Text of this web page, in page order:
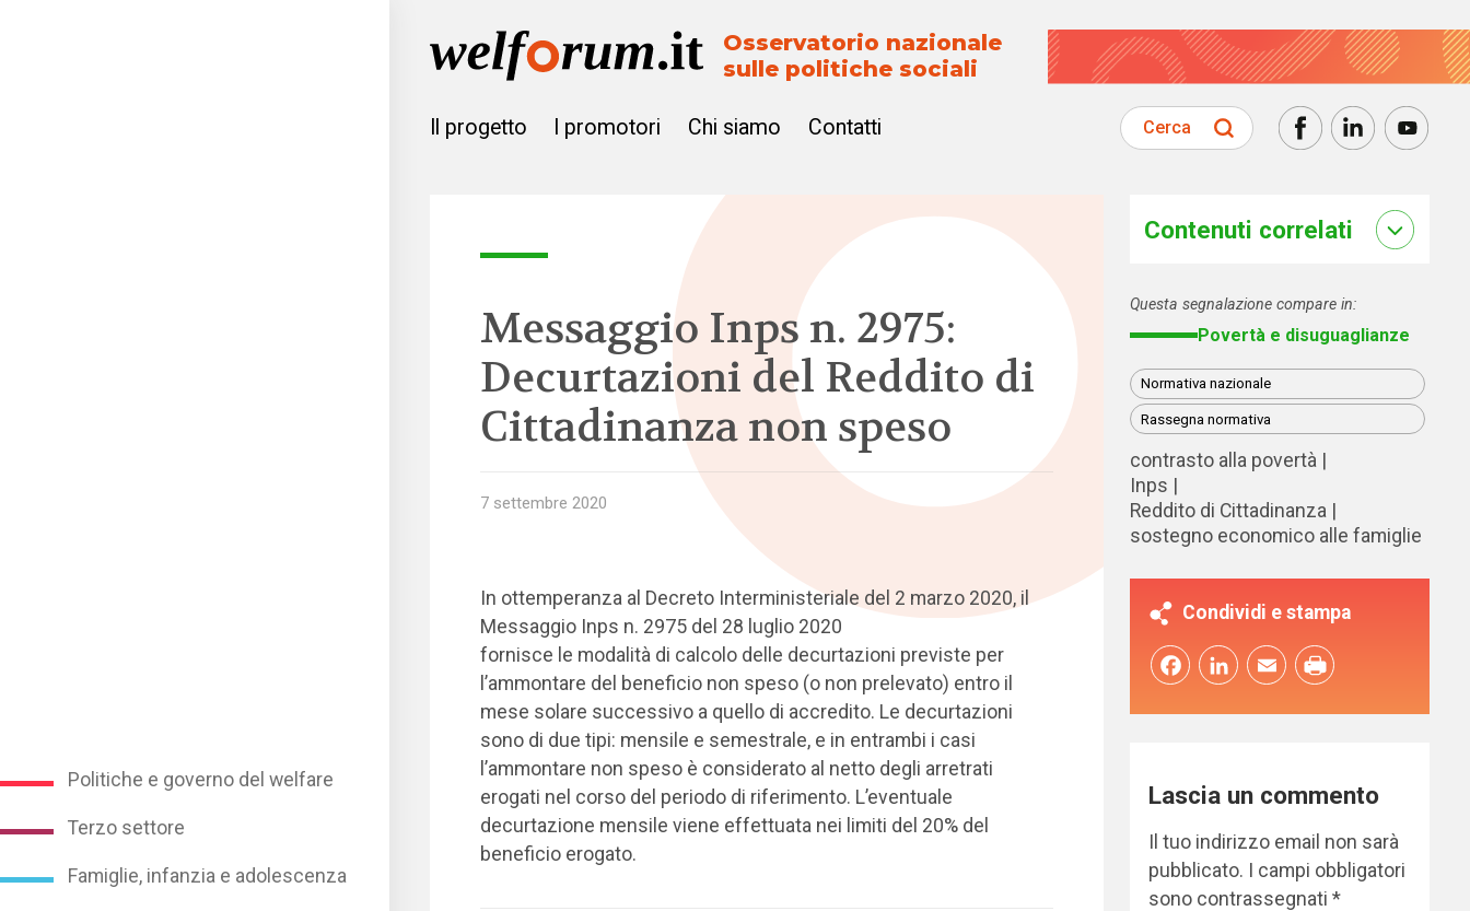
Politiche e governo del welfare
Terzo settore
Famiglie, infanzia e adolescenza
Osservatorio nazionale
sulle politiche sociali
Il progetto I promotori Chi siamo Contatti Cerca
Messaggio Inps n. 2975:
Decurtazioni del Reddito di
Cittadinanza non speso
7 settembre 2020
In ottemperanza al Decreto Interministeriale del 2 marzo 2020, il
Messaggio Inps n. 2975 del 28 luglio 2020
fornisce le modalità di calcolo delle decurtazioni previste per
l’ammontare del beneficio non speso (o non prelevato) entro il
mese solare successivo a quello di accredito. Le decurtazioni
sono di due tipi: mensile e semestrale, e in entrambi i casi
l’ammontare non speso è considerato al netto degli arretrati
erogati nel corso del periodo di riferimento. L’eventuale
decurtazione mensile viene effettuata nei limiti del 20% del
beneficio erogato.
Contenuti correlati
Questa segnalazione compare in:
Povertà e disuguaglianze
Normativa nazionale
Rassegna normativa
contrasto alla povertà
Inps
Reddito di Cittadinanza
sostegno economico alle famiglie
Condividi e stampa
FacebookLinkedInEmail
Lascia un commento
Il tuo indirizzo email non sarà
pubblicato. I campi obbligatori
sono contrassegnati*